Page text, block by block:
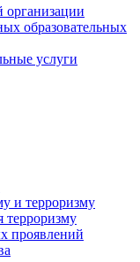
организации
образовательных
услуги
и терроризму
терроризму
проявлений